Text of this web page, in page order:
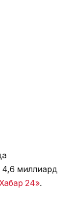
4,6 миллиард
24».